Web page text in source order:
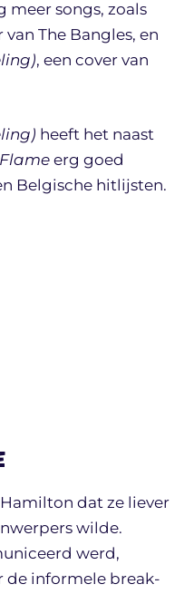
meer songs, zoals
van The Bangles, en
, een cover van
heeft het naast
erg goed
Belgische hitlijsten.
dat ze liever
wilde.
werd,
de informele break-